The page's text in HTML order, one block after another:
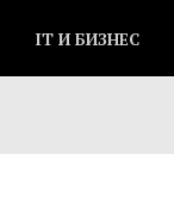
IT И БИЗНЕС